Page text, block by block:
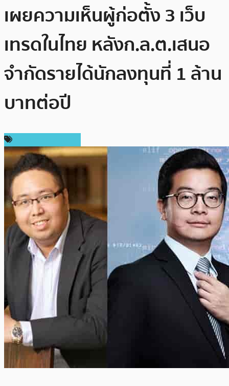
เผยความเห็นผู้ก่อตั้ง 3 เว็บ
เทรดในไทย หลังก.ล.ต.เสนอ
จำกัดรายได้นักลงทุนที่ 1 ล้าน
บาทต่อปี